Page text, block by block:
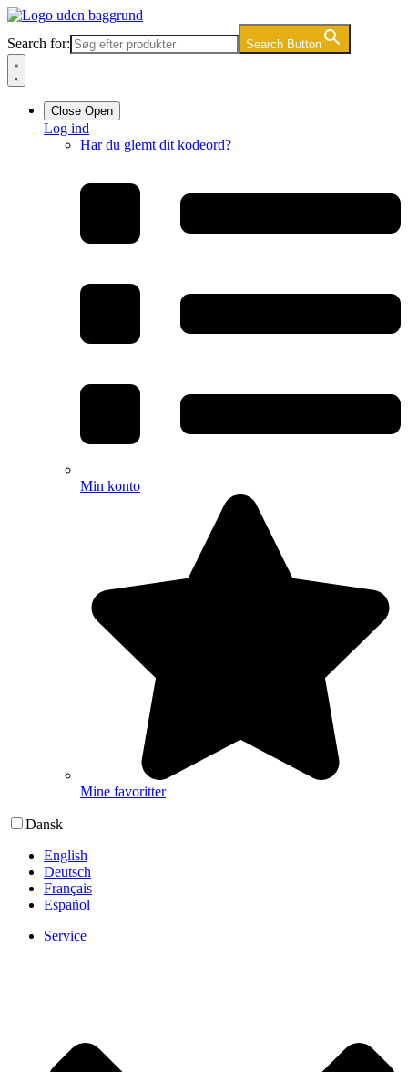
Videre
indhold
Search for: Search Button
Close Open
Log ind
Har du glemt dit kodeord?
Min konto
Mine favoritter
Dansk
English
Deutsch
Français
Español
Service